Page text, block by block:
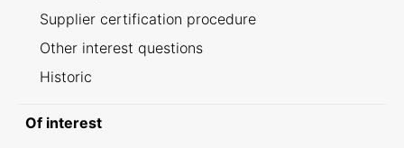
Supplier certification procedure
Other interest questions
Historic
Of interest